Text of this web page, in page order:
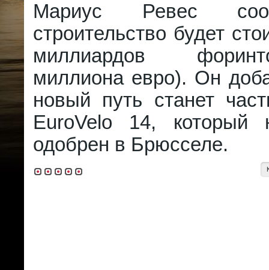
Мариус Ревес
строительство будет
миллиардов
миллиона евро). Он
новый путь станет
EuroVelo 14, который
одобрен в Брюсселе.